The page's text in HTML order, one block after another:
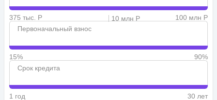
375 тыс. Р 10 млн Р
100 млн Р
Первоначальный взнос
15%
90%
Срок кредита
1 год
30 лет